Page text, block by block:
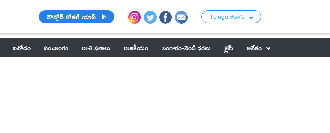
డౌన్లోడ్ లోకల్ యాప్ Telugu తెలుగు
వినోదం పంచాంగం రాశి ఫలాలు రాజకీయం బంగారం-వెండి ధరలు క్రైమ్
అనేకం